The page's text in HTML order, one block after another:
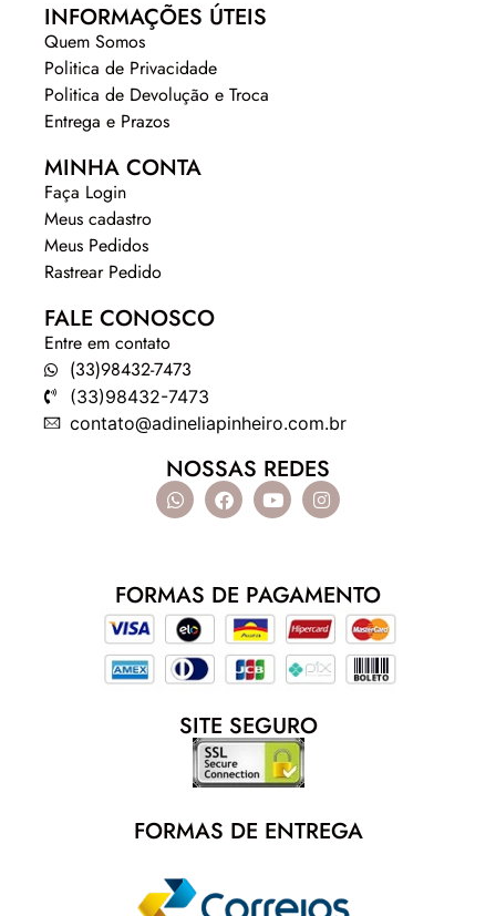
INFORMAÇÕES ÚTEIS
Quem Somos
Politica de Privacidade
Politica de Devolução e Troca
Entrega e Prazos
MINHA CONTA
Faça Login
Meus cadastro
Meus Pedidos
Rastrear Pedido
FALE CONOSCO
Entre em contato
(33)98432-7473
(33)98432-7473
contato@adineliapinheiro.com.br
NOSSAS REDES
FORMAS DE PAGAMENTO
SITE SEGURO
FORMAS DE ENTREGA